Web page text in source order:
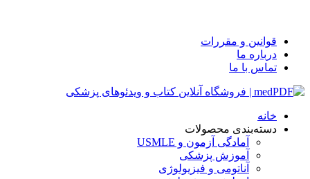
قوانین و مقررات
درباره ما
تماس با ما
خانه
دسته‌بندی محصولات
آمادگی آزمون و USMLE
آموزش پزشکی
آناتومی و فیزیولوژی